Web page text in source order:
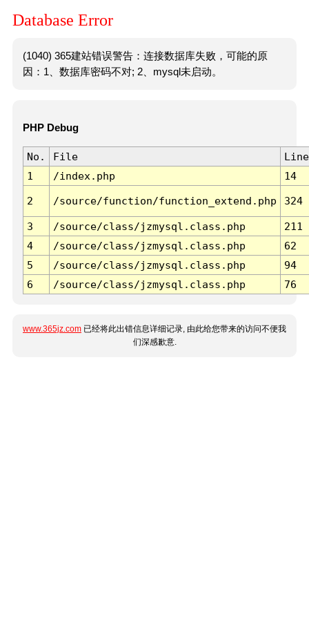
Database Error
(1040) 365建站错误警告：连接数据库失败，可能的原
因：1、数据库密码不对; 2、mysql未启动。
PHP Debug
No. File
Line
1
/index.php 14
2 /source/function/function_extend.php 324
3 /source/class/jzmysql.class.php
211
4
/source/class/jzmysql.class.php
62
5
/source/class/jzmysql.class.php
94
6
/source/class/jzmysql.class.php 76
www.365jz.com 已经将此出错信息详细记录, 由此给您带来的访问不便我
们深感歉意.